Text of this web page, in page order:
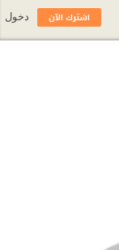
اشترك الآن دخول